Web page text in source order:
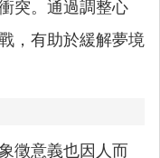
突。通過調整心
，有助於緩解夢境
徵意義也因人而